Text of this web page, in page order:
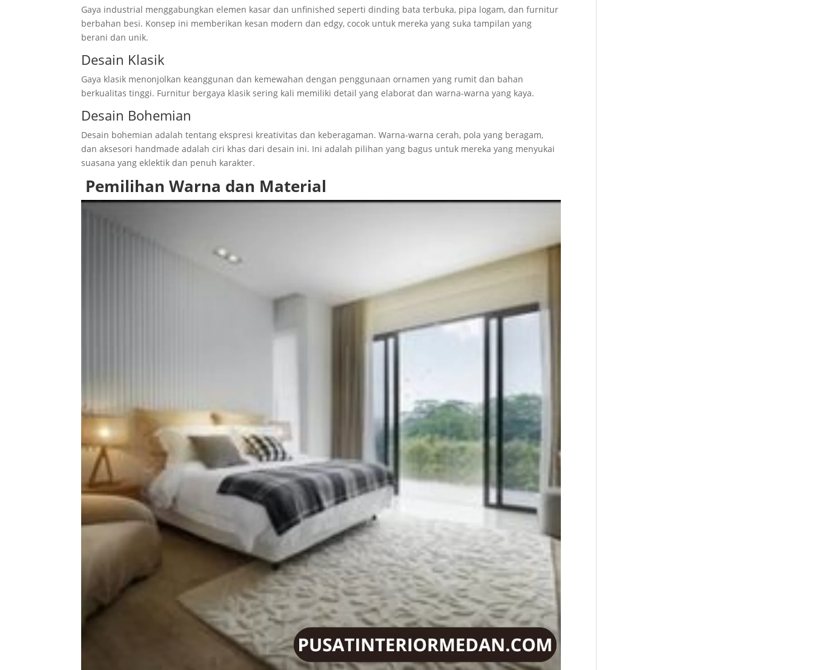
Gaya industrial menggabungkan elemen kasar dan unfinished seperti dinding bata terbuka, pipa logam, dan furnitur
berbahan besi. Konsep ini memberikan kesan modern dan edgy, cocok untuk mereka yang suka tampilan yang
berani dan unik.
Desain Klasik
Gaya klasik menonjolkan keanggunan dan kemewahan dengan penggunaan ornamen yang rumit dan bahan
berkualitas tinggi. Furnitur bergaya klasik sering kali memiliki detail yang elaborat dan warna-warna yang kaya.
Desain Bohemian
Desain bohemian adalah tentang ekspresi kreativitas dan keberagaman. Warna-warna cerah, pola yang beragam,
dan aksesori handmade adalah ciri khas dari desain ini. Ini adalah pilihan yang bagus untuk mereka yang menyukai
suasana yang eklektik dan penuh karakter.
Pemilihan Warna dan Material